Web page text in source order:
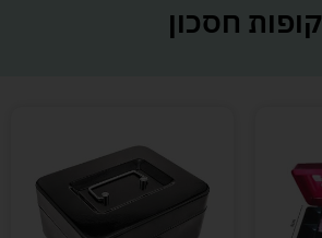
קופות חסכון